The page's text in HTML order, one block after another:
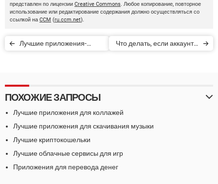
представлен по лицензии Creative Commons. Любое копирование, повторное
использование или редактирование содержания должно осуществляться со
ссылкой на CCM (ru.ccm.net).
Лучшие приложения-
Что делать, если аккаунт в
ПОХОЖИЕ ЗАПРОСЫ
Лучшие приложения для коллажей
Лучшие приложения для скачивания музыки
Лучшие криптокошельки
Лучшие облачные сервисы для игр
Приложения для перевода денег